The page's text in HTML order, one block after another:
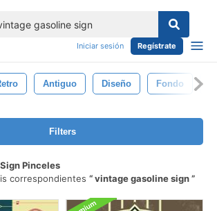
Iniciar sesión Regístrate
Antiguo Diseño Fondo
Filters
Pinceles
correspondientes
vintage gasoline sign